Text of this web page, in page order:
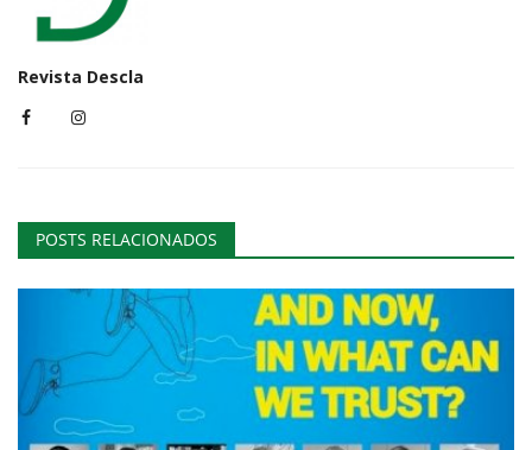
Revista Descla
POSTS RELACIONADOS